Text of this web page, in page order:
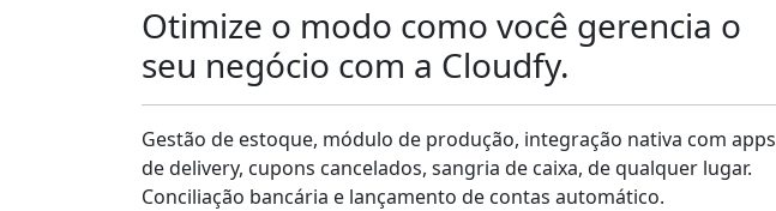
Otimize o modo como você gerencia o
seu negócio com a Cloudfy.
Gestão de estoque, módulo de produção, integração nativa com apps
de delivery, cupons cancelados, sangria de caixa, de qualquer lugar.
Conciliação bancária e lançamento de contas automático.